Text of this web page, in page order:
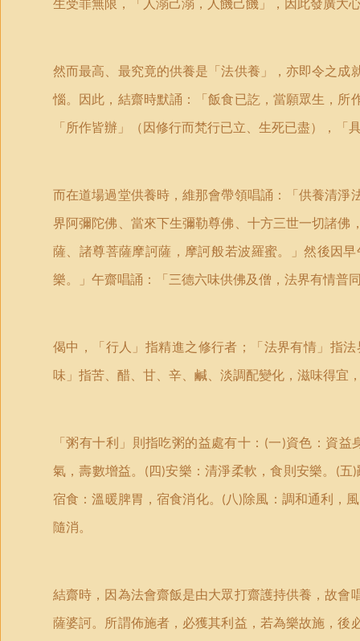
然而最高、最究竟的供養是「法供養」，亦即令之
惱。因此，結齋時默誦：「飯食已訖，當願眾生，
「所作皆辦」（因修行而梵­行已立、生死已盡），
而在道場過堂供養時，維那會帶領唱誦：「供養清
界阿彌陀佛、當來下生彌勒尊佛、十方三世一切諸
薩、諸尊菩薩摩訶薩，摩訶­般若波羅蜜。」然後因
樂。」午齋唱誦：「三德六味供佛及僧，法界有情普
偈中，「行人」指精進之修行者；「法界有情」指
味」指苦、醋、甘、辛、鹹、淡調配變化，滋味得宜
「粥有十利」則指吃粥的益處有十： (一)資色：資益
氣，壽數增益。
(四)安樂：清淨柔軟，食則安樂。­ (五)
宿食：溫­暖脾胃，宿食消化。
(八)除風：調和通利，
隨消。
結齋時，因為法會齋飯是由大眾打齋護持供養，故
薩婆訶。所謂佈施者，必獲其利益，若為樂故施，